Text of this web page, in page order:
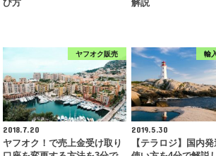
び方
解説
ヤフオク販売
2018.7.20
ヤフオク！で売上金受け取り
輸
2019.5.30
【テラロジ】国内